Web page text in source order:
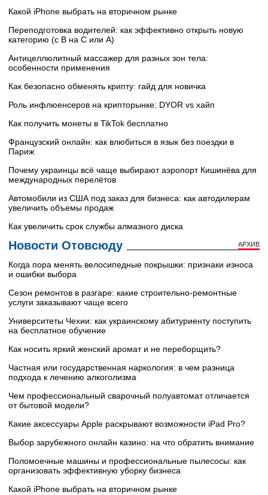
Какой iPhone выбрать на вторичном рынке
Переподготовка водителей: как эффективно открыть новую
категорию (с B на C или А)
Антицеллюлитный массажер для разных зон тела:
особенности применения
Как безопасно обменять крипту: гайд для новичка
Роль инфлюенсеров на крипторынке: DYOR vs хайп
Как получить монеты в TikTok бесплатно
Французский онлайн: как влюбиться в язык без поездки в
Париж
Почему украинцы всё чаще выбирают аэропорт Кишинёва для
международных перелётов
Автомобили из США под заказ для бизнеса: как автодилерам
увеличить объемы продаж
Как увеличить срок службы алмазного диска
Новости Отовсюду АРХИВ
Когда пора менять велосипедные покрышки: признаки износа
и ошибки выбора
Сезон ремонтов в разгаре: какие строительно-ремонтные
услуги заказывают чаще всего
Университеты Чехии: как украинскому абитуриенту поступить
на бесплатное обучение
Как носить яркий женский аромат и не переборщить?
Частная или государственная наркология: в чем разница
подхода к лечению алкоголизма
Чем профессиональный сварочный полуавтомат отличается
от бытовой модели?
Какие аксессуары Apple раскрывают возможности iPad Pro?
Выбор зарубежного онлайн казино: на что обратить внимание
Поломоечные машины и профессиональные пылесосы: как
организовать эффективную уборку бизнеса
Какой iPhone выбрать на вторичном рынке